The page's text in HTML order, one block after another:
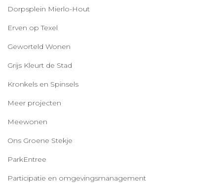
Dorpsplein Mierlo-Hout
Erven op Texel
Geworteld Wonen
Grijs Kleurt de Stad
Kronkels en Spinsels
Meer projecten
Meewonen
Ons Groene Stekje
ParkEntree
Participatie en omgevingsmanagement